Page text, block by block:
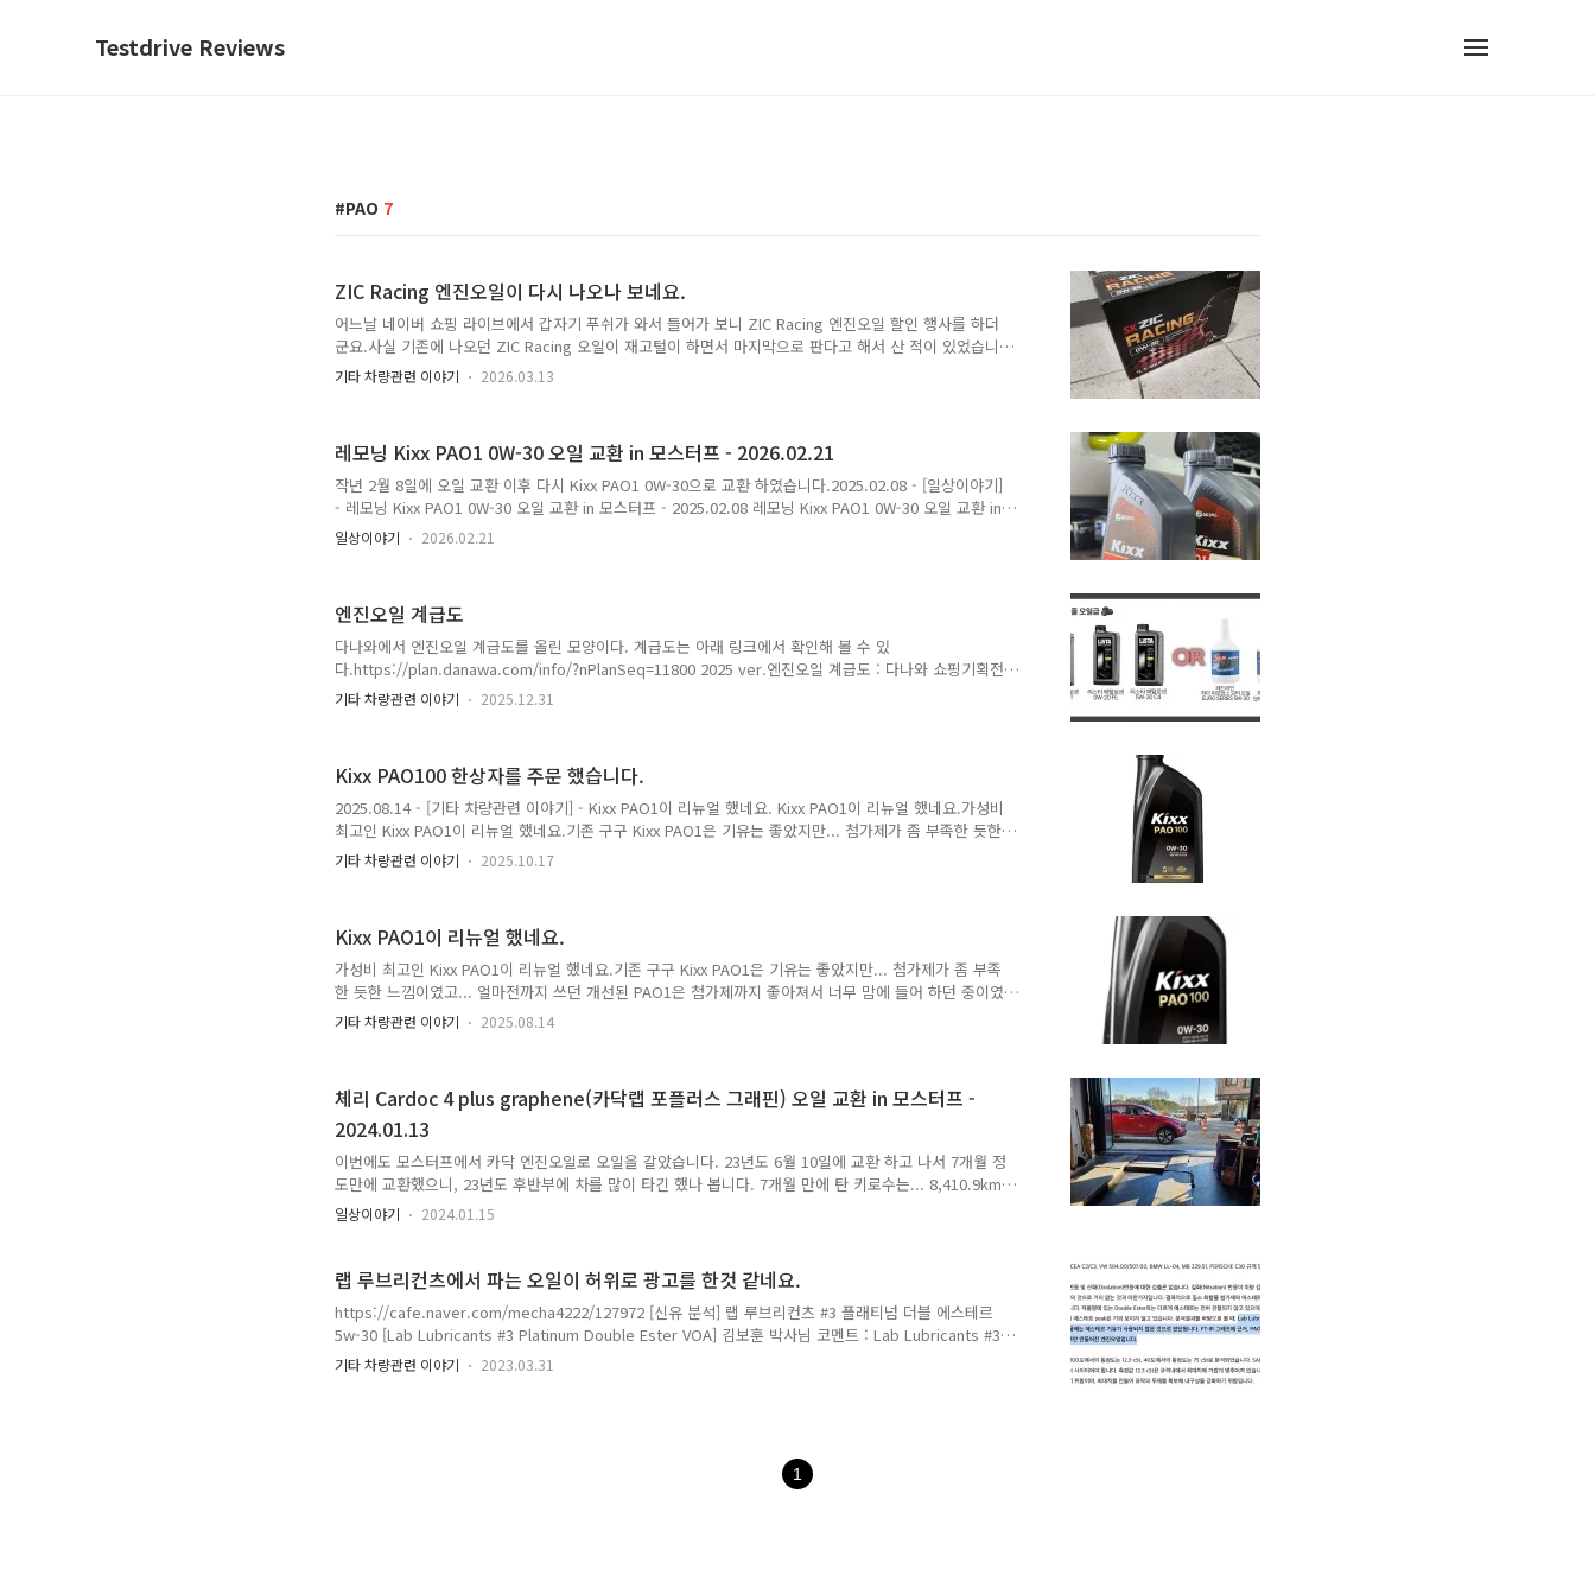
Testdrive Reviews
PAO 7
ZIC Racing 엔진오일이 다시 나오나 보네요.
어느날 네이버 쇼핑 라이브에서 갑자기 푸쉬가 와서 들어가 보니 ZIC Racing 엔진오일 할인 행사를 하더
군요.사실 기존에 나오던 ZIC Racing 오일이 재고털이 하면서 마지막으로 판다고 해서 산 적이 있었습니
다.2024.06.20 - [일상이야기] - ZIC Racing(레이싱) 엔진 오일 구매 ZIC Racing(레이싱) 엔진 오일 구매
https://brand.naver.com/skzic/products/7160931301 SK엔무브 지크 레이싱 STD 5W-30 1L (ZIC
기타 차량관련 이야기 2026.03.13
레모닝 Kixx PAO1 0W-30 오일 교환 in 모스터프 - 2026.02.21
작년 2월 8일에 오일 교환 이후 다시 Kixx PAO1 0W-30으로 교환 하였습니다.2025.02.08 - [일상이야기]
- 레모닝 Kixx PAO1 0W-30 오일 교환 in 모스터프 - 2025.02.08 레모닝 Kixx PAO1 0W-30 오일 교환 in
모스터프 - 2025.02.08작년 3월 2일에 모닝에 진짜 합성 오일을 갈아 주고 나서 거의 1년이 다 흘렀습니
다.지난 번에는 카닥 그래핀 오일이 2통, PEAK 오일 1통, 그리고 몰리그린 한 통으로 교환을 해 주었었는
일상이야기 2026.02.21
엔진오일 계급도
다나와에서 엔진오일 계급도를 올린 모양이다. 계급도는 아래 링크에서 확인해 볼 수 있
다.https://plan.danawa.com/info/?nPlanSeq=11800 2025 ver.엔진오일 계급도 : 다나와 쇼핑기획전자
동차에서 엔진오일은 차량이 얼마나 부드럽고 안정적으로 달릴 수 있는지 결정하는 핵심 요소 중 하나로,
운전자라면 반드시 신경 써야 할 부분이다. 하지만, 문제는 제품 종류가 워낙 다양하plan.danawa.com
대로 만든 것은 아닐까 생각이 든다.내용은 아래 영상에서 볼 수 있다..
기타 차량관련 이야기 2025.12.31
Kixx PAO100 한상자를 주문 했습니다.
2025.08.14 - [기타 차량관련 이야기] - Kixx PAO1이 리뉴얼 했네요. Kixx PAO1이 리뉴얼 했네요.가성비
최고인 Kixx PAO1이 리뉴얼 했네요.기존 구구 Kixx PAO1은 기유는 좋았지만... 첨가제가 좀 부족한 듯한
느낌이였고... 얼마전까지 쓰던 개선된 PAO1은 첨가제까지 좋아져서 너무 맘에 들어 하던
testdrive.4te.co.kr 위 블로그에서 Kixx PAO1이 PAO 100으로 리뉴얼 했다고 했는데...이놈의 오일병은
싼 곳..
기타 차량관련 이야기 2025.10.17
Kixx PAO1이 리뉴얼 했네요.
가성비 최고인 Kixx PAO1이 리뉴얼 했네요.기존 구구 Kixx PAO1은 기유는 좋았지만... 첨가제가 좀 부족
한 듯한 느낌이였고... 얼마전까지 쓰던 개선된 PAO1은 첨가제까지 좋아져서 너무 맘에 들어 하던 중이였
습니다. 그런데 이번에 리뉴얼 하면서 모습이 완전히 바꾸게 되었네요. 자세한 내용은 아래 참
고...https://kixxman.com/product_info_2025_kixx_pao_100 Kixx 엔진오일 킥스파오1에서 킥스파오
많은 분..
기타 차량관련 이야기 2025.08.14
체리 Cardoc 4 plus graphene(카닥랩 포플러스 그래핀) 오일 교환 in 모스터프 -
2024.01.13
이번에도 모스터프에서 카닥 엔진오일로 오일을 갈았습니다. 23년도 6월 10일에 교환 하고 나서 7개월 정
도만에 교환했으니, 23년도 후반부에 차를 많이 타긴 했나 봅니다. 7개월 만에 탄 키로수는... 8,410.9km
네요. 12월에 예약을 해 두었다가 눈이 너무 많이 내리는 날이되어서 사장님께 말씀 드리고 1월로 미뤘더
니 7,500km 보다 한 참을 넘게 되었습니다. 카닥 오일에 너무 익숙해진 탓인지 이제 큰 감흥은 없네요.
까 고민 중입니다. (이래도 되나 몰라 ㅎㅎ) 그리고 다 사용하게 되어서 새롭게 Lista 오일로 갈아 타볼까
생각 중입니다. 그래서 구매 ^^ Lista나 카닥 오일이..
일상이야기 2024.01.15
랩 루브리컨츠에서 파는 오일이 허위로 광고를 한것 같네요.
https://cafe.naver.com/mecha4222/127972 [신유 분석] 랩 루브리컨츠 #3 플래티넘 더블 에스테르
5w-30 [Lab Lubricants #3 Platinum Double Ester VOA] 김보훈 박사님 코멘트 : Lab Lubricants #3
Platinum Double Ester 5W-30 신유분석 보고서입니다. 제품에 Made in Holland 라는 ...
cafe.naver.com '엔진오일의 불편한 진실' 카페에서 분석한 내용입니다. 원하시는 분은 들어가서 보셔도
기타 차량관련 이야기 2023.03.31
1